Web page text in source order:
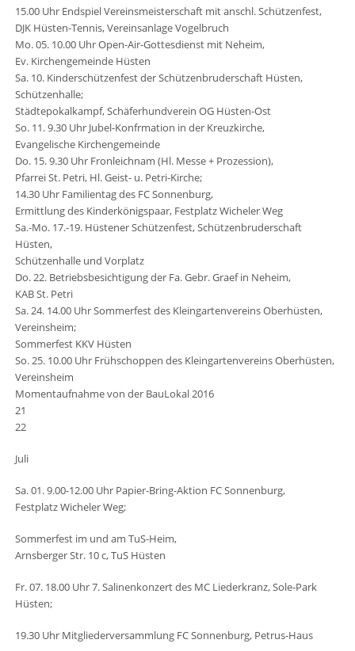
15.00 Uhr Endspiel Vereinsmeisterschaft mit anschl. Schützenfest,
DJK Hüsten-Tennis, Vereinsanlage Vogelbruch
Mo. 05. 10.00 Uhr Open-Air-Gottesdienst mit Neheim,
Ev. Kirchengemeinde Hüsten
Sa. 10. Kinderschützenfest der Schützenbruderschaft Hüsten,
Schützenhalle;
Städtepokalkampf, Schäferhundverein OG Hüsten-Ost
So. 11. 9.30 Uhr Jubel-Konfrmation in der Kreuzkirche,
Evangelische Kirchengemeinde
Do. 15. 9.30 Uhr Fronleichnam (Hl. Messe + Prozession),
Pfarrei St. Petri, Hl. Geist- u. Petri-Kirche;
14.30 Uhr Familientag des FC Sonnenburg,
Ermittlung des Kinderkönigspaar, Festplatz Wicheler Weg
Sa.-Mo. 17.-19. Hüstener Schützenfest, Schützenbruderschaft
Hüsten,
Schützenhalle und Vorplatz
Do. 22. Betriebsbesichtigung der Fa. Gebr. Graef in Neheim,
KAB St. Petri
Sa. 24. 14.00 Uhr Sommerfest des Kleingartenvereins Oberhüsten,
Vereinsheim;
Sommerfest KKV Hüsten
So. 25. 10.00 Uhr Frühschoppen des Kleingartenvereins Oberhüsten,
Vereinsheim
Momentaufnahme von der BauLokal 2016
21
22
Juli
Sa. 01. 9.00-12.00 Uhr Papier-Bring-Aktion FC Sonnenburg,
Festplatz Wicheler Weg;
Sommerfest im und am TuS-Heim,
Arnsberger Str. 10 c, TuS Hüsten
Fr. 07. 18.00 Uhr 7. Salinenkonzert des MC Liederkranz, Sole-Park
Hüsten;
19.30 Uhr Mitgliederversammlung FC Sonnenburg, Petrus-Haus